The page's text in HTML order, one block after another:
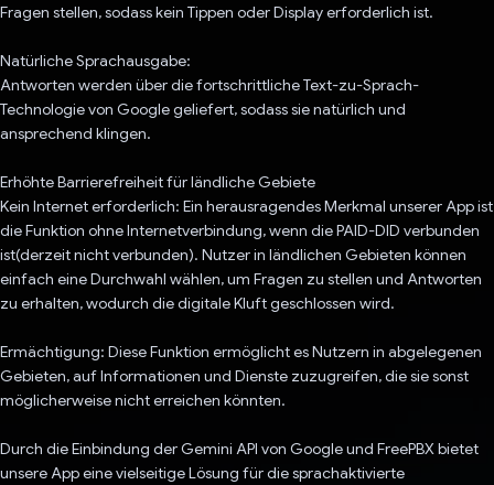
Fragen stellen, sodass kein Tippen oder Display erforderlich ist.
Natürliche Sprachausgabe:
Antworten werden über die fortschrittliche Text-zu-Sprach-
Technologie von Google geliefert, sodass sie natürlich und
ansprechend klingen.
Erhöhte Barrierefreiheit für ländliche Gebiete
Kein Internet erforderlich: Ein herausragendes Merkmal unserer App ist
die Funktion ohne Internetverbindung, wenn die PAID-DID verbunden
ist(derzeit nicht verbunden). Nutzer in ländlichen Gebieten können
einfach eine Durchwahl wählen, um Fragen zu stellen und Antworten
zu erhalten, wodurch die digitale Kluft geschlossen wird.
Ermächtigung: Diese Funktion ermöglicht es Nutzern in abgelegenen
Gebieten, auf Informationen und Dienste zuzugreifen, die sie sonst
möglicherweise nicht erreichen könnten.
Durch die Einbindung der Gemini API von Google und FreePBX bietet
unsere App eine vielseitige Lösung für die sprachaktivierte